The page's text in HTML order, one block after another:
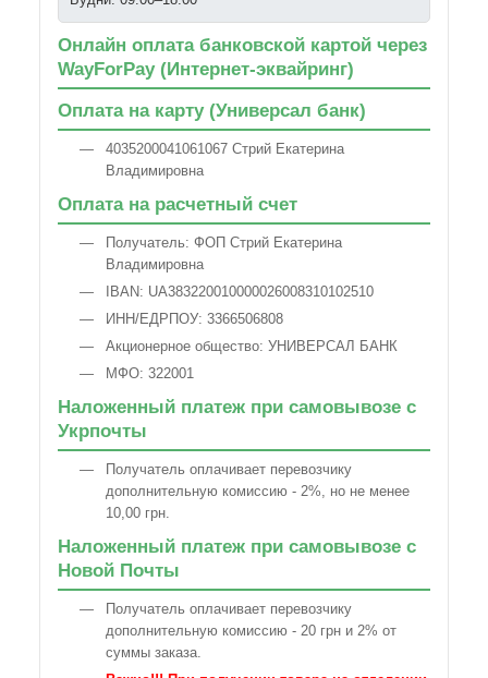
Онлайн оплата банковской картой через
WayForPay (Интернет-эквайринг)
Оплата на карту (Универсал банк)
4035200041061067 Стрий Екатерина
Владимировна
Оплата на расчетный счет
Получатель: ФОП Стрий Екатерина
Владимировна
IBAN: UA383220010000026008310102510
ИНН/ЕДРПОУ: 3366506808
Акционерное общество: УНИВЕРСАЛ БАНК
МФО: 322001
Наложенный платеж при самовывозе с
Укрпочты
Получатель оплачивает перевозчику
дополнительную комиссию - 2%, но не менее
10,00 грн.
Наложенный платеж при самовывозе с
Новой Почты
Получатель оплачивает перевозчику
дополнительную комиссию - 20 грн и 2% от
суммы заказа.